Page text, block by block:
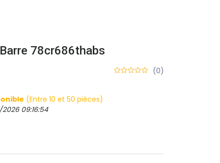
78cr686thabs
(0)
(Entre 10 et 50 pièces)
09:16:54